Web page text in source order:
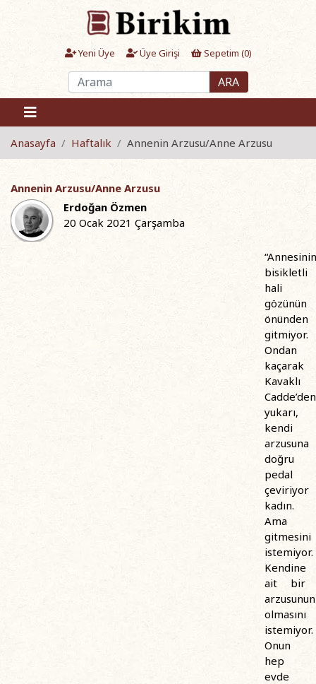
Yeni Üye Üye Girişi Sepetim (0)
ARA
Anasayfa Haftalık Annenin Arzusu/Anne Arzusu
Annenin Arzusu/Anne Arzusu
Erdoğan Özmen
20 Ocak 2021 Çarşamba
“Annesinin
bisikletli
hali
gözünün
önünden
gitmiyor.
Ondan
kaçarak
Kavaklı
Cadde’den
yukarı,
kendi
arzusuna
doğru
pedal
çeviriyor
kadın.
Ama
gitmesini
istemiyor.
Kendine
ait bir
arzusunun
olmasını
istemiyor.
Onun
hep
evde